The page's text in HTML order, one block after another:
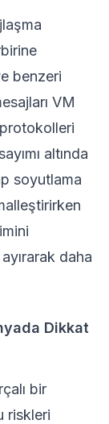
benzeri
VM
protokolleri
altında
soyutlama
daha
Dikkat
bir
riskleri